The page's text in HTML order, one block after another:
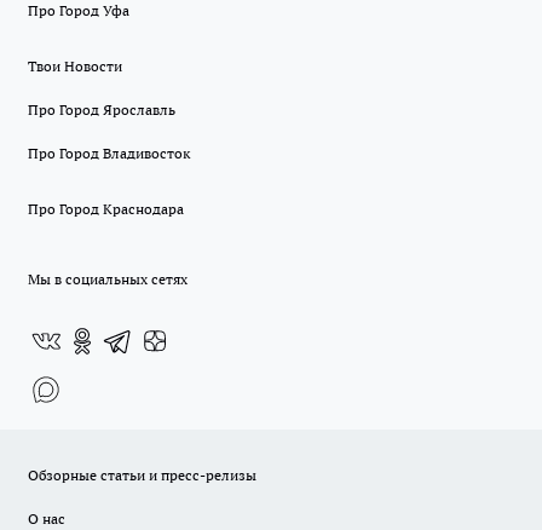
Про Город Уфа
Твои Новости
Про Город Ярославль
Про Город Владивосток
Про Город Краснодара
Мы в социальных сетях
Обзорные статьи и пресс-релизы
О нас